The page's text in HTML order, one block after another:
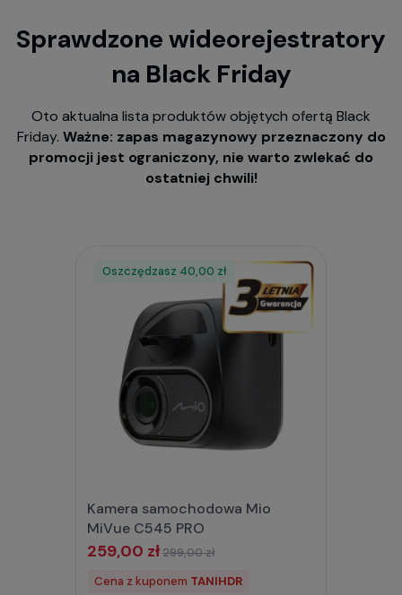
Sprawdzone wideorejestratory
na Black Friday
Oto aktualna lista produktów objętych ofertą Black
Friday. Ważne: zapas magazynowy przeznaczony do
promocji jest ograniczony, nie warto zwlekać do
ostatniej chwili!
Kamera samochodowa Mio
MiVue C545 PRO
259,00 zł299,00 zł
Cena z kuponem TANIHDR
Oszczędzasz 40,00 zł